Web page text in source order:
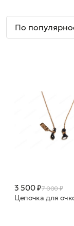
3 500 ₽7 000 ₽